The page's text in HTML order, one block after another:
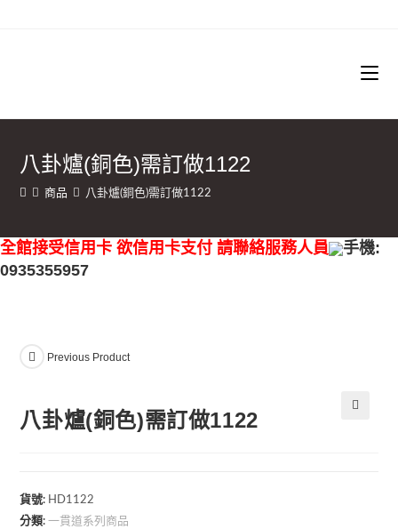
八卦爐(銅色)需訂做1122
商品 八卦爐(銅色)需訂做1122
全館接受信用卡 欲信用卡支付 請聯絡服務人員
手機:
0935355957
Previous Product
八卦爐(銅色)需訂做1122
貨號: HD1122
分類:一貫道系列商品